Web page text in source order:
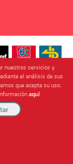
nuestros servicios y
el análisis de sus
que acepta su uso.
aquí.